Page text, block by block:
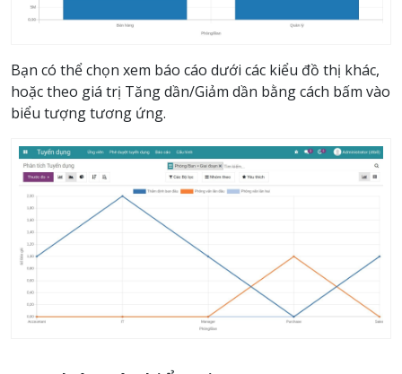
Bạn có thể chọn xem báo cáo dưới các kiểu đồ thị khác,
hoặc theo giá trị Tăng dần/Giảm dần bằng cách bấm vào
biểu tượng tương ứng.